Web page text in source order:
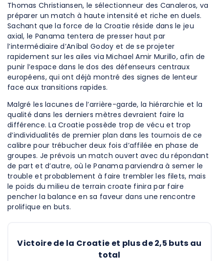
Thomas Christiansen, le sélectionneur des Canaleros, va
préparer un match à haute intensité et riche en duels.
Sachant que la force de la Croatie réside dans le jeu
axial, le Panama tentera de presser haut par
l’intermédiaire d’Aníbal Godoy et de se projeter
rapidement sur les ailes via Michael Amir Murillo, afin de
punir l’espace dans le dos des défenseurs centraux
européens, qui ont déjà montré des signes de lenteur
face aux transitions rapides.
Malgré les lacunes de l’arrière-garde, la hiérarchie et la
qualité dans les derniers mètres devraient faire la
différence. La Croatie possède trop de vécu et trop
d’individualités de premier plan dans les tournois de ce
calibre pour trébucher deux fois d’affilée en phase de
groupes. Je prévois un match ouvert avec du répondant
de part et d’autre, où le Panama parviendra à semer le
trouble et probablement à faire trembler les filets, mais
le poids du milieu de terrain croate finira par faire
pencher la balance en sa faveur dans une rencontre
prolifique en buts.
Victoire de la Croatie et plus de 2,5 buts au
total